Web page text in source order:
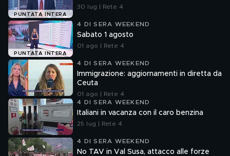
PUNTATA INTERA
30 lug | Rete 4
PUNTATA INTERA
4 DI SERA WEEKEND
Sabato 1 agosto
01 ago | Rete 4
4 DI SERA WEEKEND
Immigrazione: aggiornamenti in diretta da
Ceuta
01 ago | Rete 4
4 DI SERA WEEKEND
Italiani in vacanza con il caro benzina
25 lug | Rete 4
4 DI SERA WEEKEND
No TAV in Val Susa, attacco alle forze